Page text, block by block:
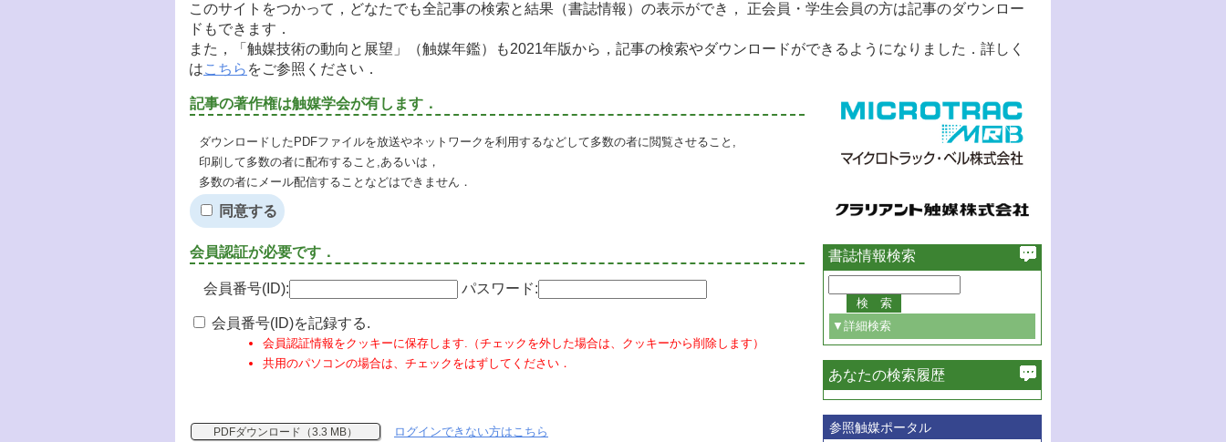
このサイトをつかって，どなたでも全記事の検索と結果（書誌情報）の表示ができ， 正会員・学生会員の方は記事のダウンロー
ドもできます．
また，「触媒技術の動向と展望」（触媒年鑑）も2021年版から，記事の検索やダウンロードができるようになりました．詳しく
はこちら をご参照ください．
記事の著作権は触媒学会が有します．
ダウンロードしたPDFファイルを放送やネットワークを利用するなどして多数の者に閲覧させること,
印刷して多数の者に配布すること,あるいは，
多数の者にメール配信することなどはできません．
同意する
会員認証が必要です．
会員番号(ID): パスワード:
会員番号(ID)を記録する.
会員認証情報をクッキーに保存します.（チェックを外した場合は、クッキーから削除します）
共用のパソコンの場合は、チェックをはずしてください．
PDFダウンロード（3.3 MB）
ログインできない方はこちら
書誌情報検索
▼詳細検索
必ず含む
巻・号指定
あなたの検索履歴
参照触媒ポータル